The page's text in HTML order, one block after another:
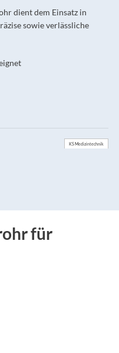
dient dem Einsatz in
sowie verlässliche
KS Medizintechnik
für